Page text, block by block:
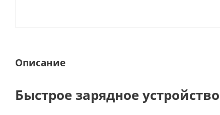
Описание
Быстрое зарядное